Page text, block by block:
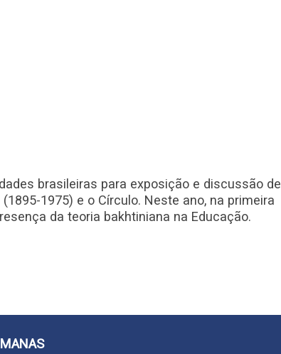
brasileiras para exposição e discussão de
1975) e o Círculo. Neste ano, na primeira
da teoria bakhtiniana na Educação.